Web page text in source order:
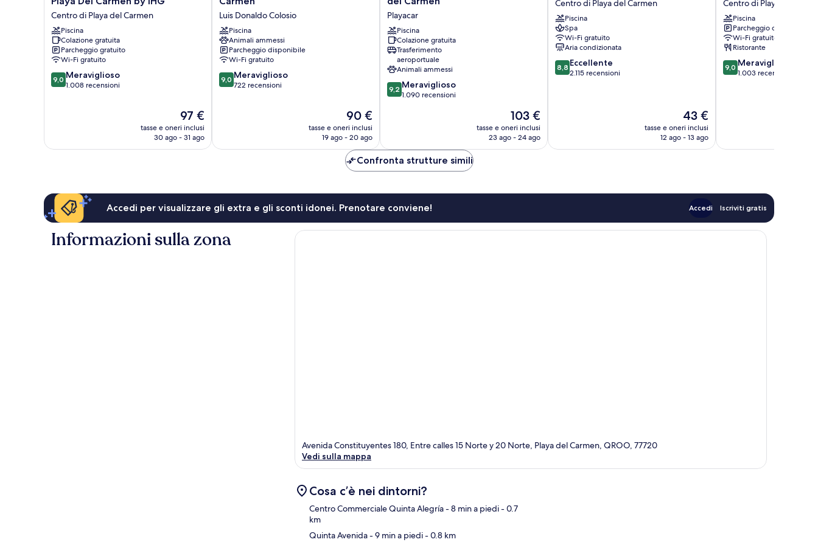
Express
&
Suites
Playa
Del
Carmen
by
IHG
Centro di Playa del Carmen
Piscina
Colazione gratuita
Parcheggio gratuito
Wi-Fi gratuito
9.0
su
9,0 Meraviglioso
1.008 recensioni
Il
prezzo
attuale
97 €
tasse e oneri inclusi
30 ago - 31 ago
Playa
del
Carmen
Luis
Donaldo
Colosio
Luis Donaldo Colosio
Piscina
Animali ammessi
Parcheggio disponibile
Wi-Fi gratuito
9.0
su
9,0 Meraviglioso
722 recensioni
Il
prezzo
attuale
90 €
90 €
tasse e oneri inclusi
19 ago - 20 ago
Marriott
Playa
del
Carmen
Playacar
Playacar
Piscina
Colazione gratuita
Trasferimento
aeroportuale
Animali ammessi
9.2
su
9,2 Meraviglioso
1.090 recensioni
Il
prezzo
attuale
103 €
tasse e oneri inclusi
23 ago - 24 ago
Bunik
Centro
di
Playa
del
Carmen
Centro di Playa del Carmen
Piscina
Spa
Wi-Fi gratuito
Aria condizionata
8.8
su
8,8 Eccellente
2.115 recensioni
Il
prezzo
attuale
43 €
tasse e oneri inclusi
12 ago - 13 ago
Playa
del
Carmen
Centro
di
Playa
del
Centro di Playa del
Piscina
Parcheggio disponibile
Wi-Fi gratuito
Ristorante
9.0
su
9,0 Meraviglioso
1.003 recensioni
Confronta strutture simili
Accedi per visualizzare gli extra e gli sconti idonei. Prenotare conviene! Accedi Iscriviti gratis
Informazioni sulla zona
Avenida Constituyentes 180, Entre calles 15 Norte y 20 Norte, Playa del Carmen, QROO, 77720
Vedi sulla mappa
Cosa c’è nei dintorni?
Centro Commerciale Quinta Alegría- 8 min a piedi- 0.7
km
Quinta Avenida- 9 min a piedi- 0.8 km